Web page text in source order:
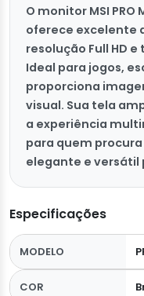
O monitor MSI PRO
oferece excelente
resolução Full HD
Ideal para jogos,
proporciona
visual. Sua tela
a experiência
para quem
elegante e versátil
Especificações
MODELO
COR